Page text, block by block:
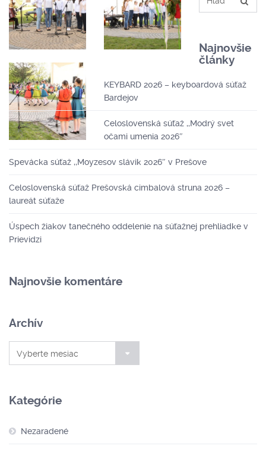
Najnovšie
články
KEYBARD 2026 – keyboardová súťaž
Bardejov
Celoslovenská súťaž ,,Modrý svet
očami umenia 2026″
Spevácka súťaž ,,Moyzesov slávik 2026″ v Prešove
Celoslovenská súťaž Prešovská cimbalová struna 2026 –
laureát súťaže
Úspech žiakov tanečného oddelenie na súťažnej prehliadke v
Prievidzi
Najnovšie komentáre
Archív
Vyberte mesiac
Kategórie
Nezaradené